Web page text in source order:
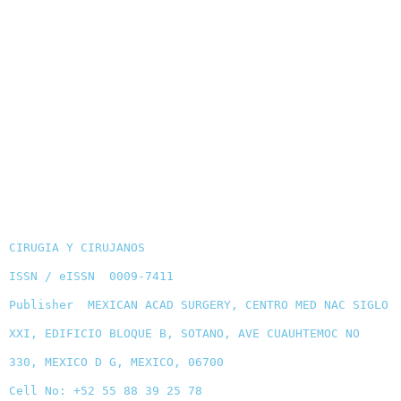
CIRUGIA Y CIRUJANOS
ISSN / eISSN 0009-7411
Publisher MEXICAN ACAD SURGERY, CENTRO MED NAC SIGLO
XXI, EDIFICIO BLOQUE B, SOTANO, AVE CUAUHTEMOC NO
330, MEXICO D G, MEXICO, 06700
Cell No: +52 55 88 39 25 78